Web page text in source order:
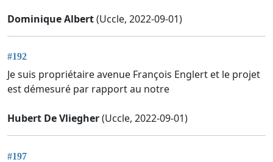
Dominique Albert(Uccle, 2022-09-01)
#192
Je suis propriétaire avenue François Englert et le projet
est démesuré par rapport au notre
Hubert De Vliegher(Uccle, 2022-09-01)
#197